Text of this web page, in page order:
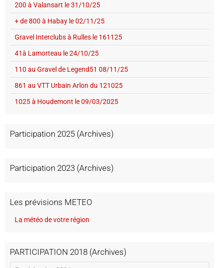
200 à Valansart le 31/10/25
+ de 800 à Habay le 02/11/25
Gravel Interclubs à Rulles le 161125
41à Lamorteau le 24/10/25
110 au Gravel de Legend51 08/11/25
861 au VTT Urbain Arlon du 121025
1025 à Houdemont le 09/03/2025
Participation 2025 (Archives)
Participation 2023 (Archives)
Les prévisions METEO
La météo de votre région
PARTICIPATION 2018 (Archives)